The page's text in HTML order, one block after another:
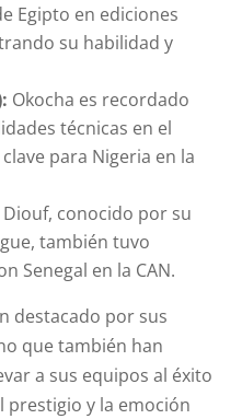
Egipto en ediciones
su habilidad y
Okocha es recordado
técnicas en el
para Nigeria en la
Diouf, conocido por su
también tuvo
Senegal en la CAN.
destacado por sus
que también han
a sus equipos al éxito
prestigio y la emoción